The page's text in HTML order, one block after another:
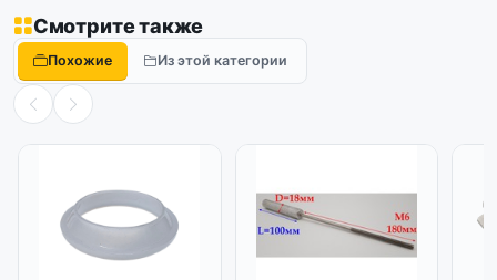
Смотрите также
Похожие Из этой категории